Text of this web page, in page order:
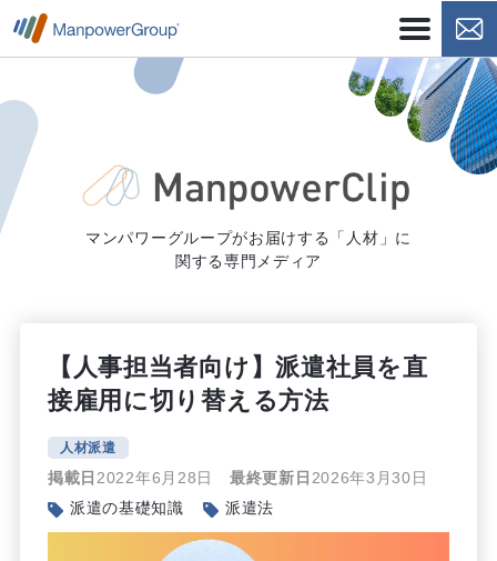
マンパワーグループがお届けする「人材」に
関する専門メディア
【人事担当者向け】派遣社員を直
接雇用に切り替える方法
人材派遣
掲載日 2022年6月28日 最終更新日 2026年3月30日
派遣の基礎知識
派遣法